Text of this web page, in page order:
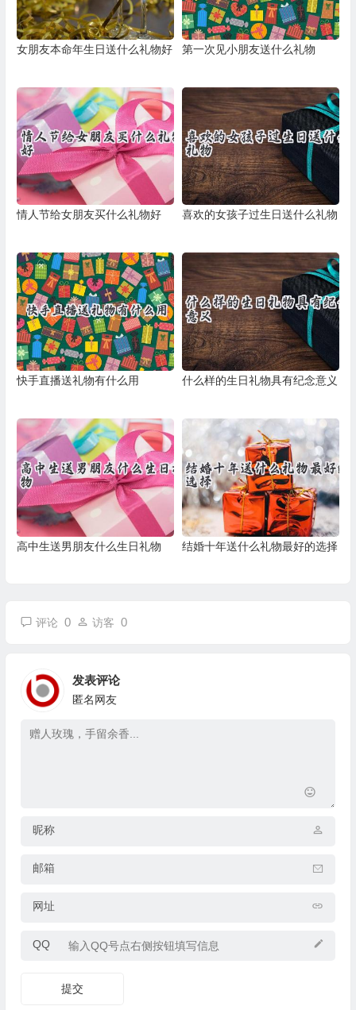
女朋友本命年生日送什么礼物好 第一次见小朋友送什么礼物
情人节给女朋友买什么礼物好 喜欢的女孩子过生日送什么礼物
快手直播送礼物有什么用 什么样的生日礼物具有纪念意义
高中生送男朋友什么生日礼物 结婚十年送什么礼物最好的选择
评论 0 访客 0
发表评论
匿名网友
昵称
邮箱
网址
QQ